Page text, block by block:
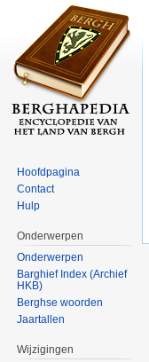
Hoofdpagina
Contact
Hulp
Onderwerpen
Onderwerpen
Barghief Index (Archief
HKB)
Berghse woorden
Jaartallen
Wijzigingen